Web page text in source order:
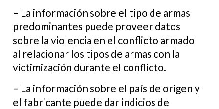
– La información sobre el tipo de armas
predominantes puede proveer datos
sobre la violencia en el conflicto armado
al relacionar los tipos de armas con la
victimización durante el conflicto.
– La información sobre el país de origen y
el fabricante puede dar indicios de